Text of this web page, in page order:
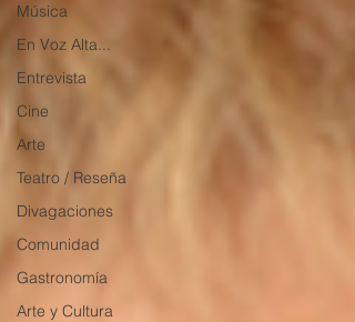
Música
En Voz Alta...
Entrevista
Cine
Arte
Teatro / Reseña
Divagaciones
Comunidad
Gastronomía
Arte y Cultura